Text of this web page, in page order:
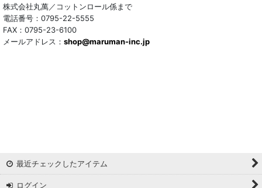
株式会社丸萬／コットンロール係まで
電話番号：0795-22-5555
FAX：0795-23-6100
メールアドレス： shop@maruman-inc.jp
最近チェックしたアイテム
ログイン